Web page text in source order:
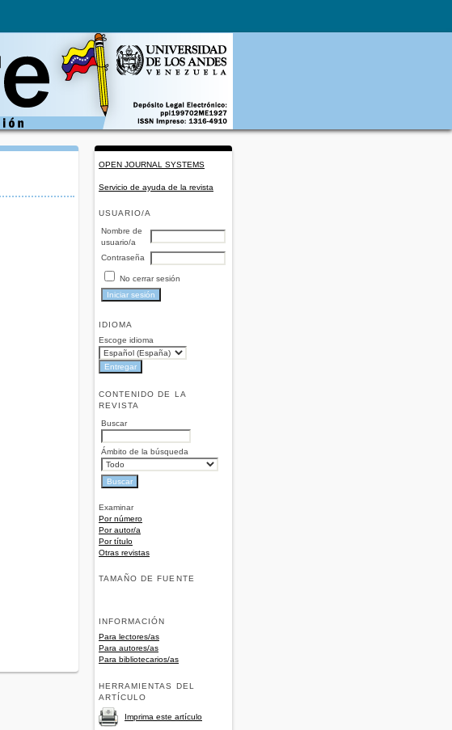
OPEN JOURNAL SYSTEMS
Servicio de ayuda de la revista
USUARIO/A
Nombre de
usuario/a
Contraseña
No cerrar sesión
IDIOMA
Escoge idioma
CONTENIDO DE LA
REVISTA
Buscar
Ámbito de la búsqueda
Examinar
Por número
Por autor/a
Por título
Otras revistas
TAMAÑO DE FUENTE
INFORMACIÓN
Para lectores/as
Para autores/as
Para bibliotecarios/as
HERRAMIENTAS DEL
ARTÍCULO
Imprima este artículo